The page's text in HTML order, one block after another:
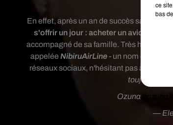
En effet, après un an de succès sans
s'offrir un jour : acheter un avion privé
accompagné de sa famille. Très heureux
appelée NibiruAirLine- un nom en
réseaux sociaux, n'hésitant pas à
toujours
Ozuna
#ozuna
—
ce
bas